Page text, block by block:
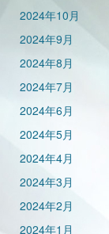
2024年10月
2024年9月
2024年8月
2024年7月
2024年6月
2024年5月
2024年4月
2024年3月
2024年2月
2024年1月